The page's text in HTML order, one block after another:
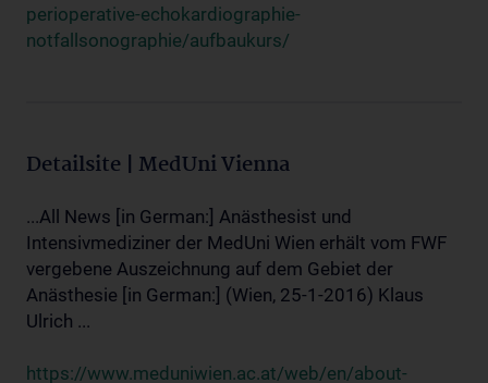
perioperative-echokardiographie-
notfallsonographie/aufbaukurs/
Detailsite | MedUni Vienna
...All News [in German:] Anästhesist und
Intensivmediziner der MedUni Wien erhält vom FWF
vergebene Auszeichnung auf dem Gebiet der
Anästhesie [in German:] (Wien, 25-1-2016) Klaus
Ulrich ...
https://www.meduniwien.ac.at/web/en/about-